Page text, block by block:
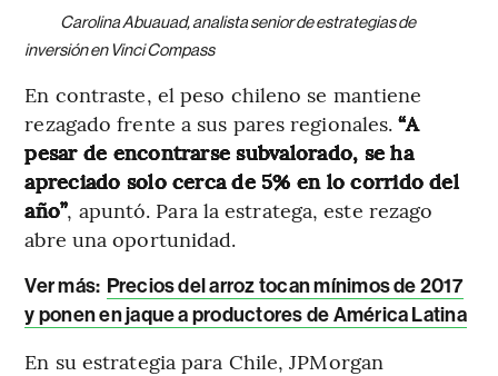
Carolina Abuauad, analista senior de estrategias de
inversión en Vinci Compass
En contraste, el peso chileno se mantiene
rezagado frente a sus pares regionales.“A
pesar de encontrarse subvalorado, se ha
apreciado solo cerca de 5% en lo corrido del
año”, apuntó. Para la estratega, este rezago
abre una oportunidad.
Ver más: Precios del arroz tocan mínimos de 2017
y ponen en jaque a productores de América Latina
En su estrategia para Chile, JPMorgan